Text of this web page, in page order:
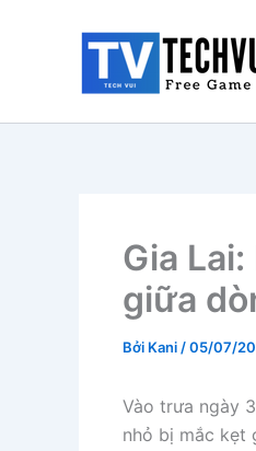
Gia
giữa
Bởi Kani /05/07/
Vào trưa ngày
nhỏ bị mắc kẹt